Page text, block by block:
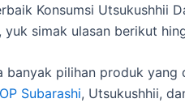
Konsumsi Utsukushhii
simak ulasan berikut
banyak pilihan produk
Subarashi, Utsukushhii,